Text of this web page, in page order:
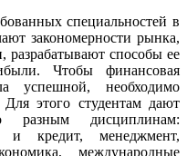
специальностей в
закономерности рынка,
разрабатывают способы ее
Чтобы финансовая
успешной, необходимо
этого студентам дают
дисциплинам:
и кредит, менеджмент,
международные